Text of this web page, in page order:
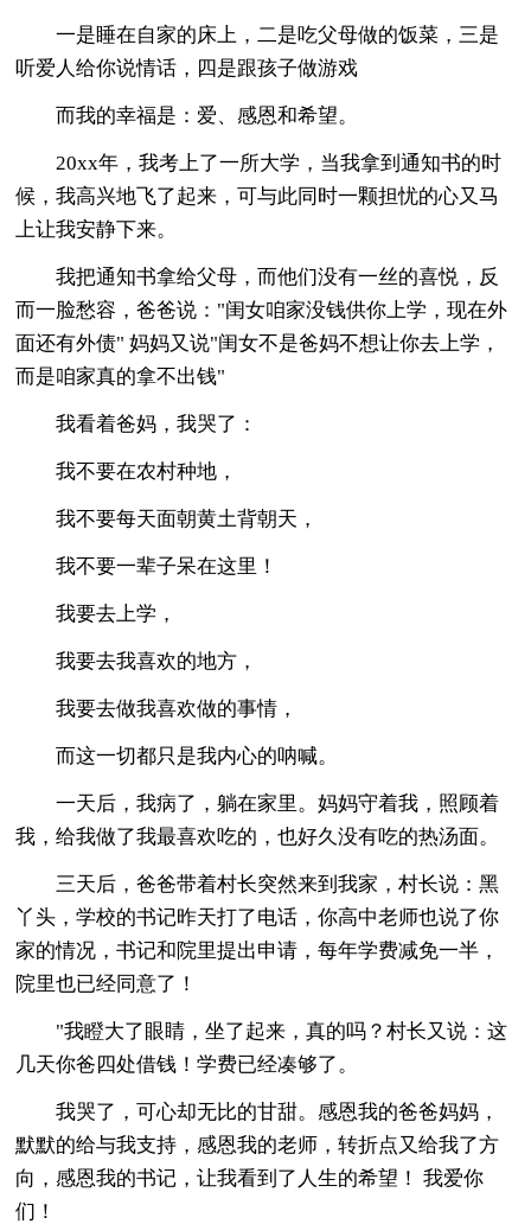
一是睡在自家的床上，二是吃父母做的饭菜，三是
听爱人给你说情话，四是跟孩子做游戏
而我的幸福是：爱、感恩和希望。
20xx年，我考上了一所大学，当我拿到通知书的时
候，我高兴地飞了起来，可与此同时一颗担忧的心又马
上让我安静下来。
我把通知书拿给父母，而他们没有一丝的喜悦，反
而一脸愁容，爸爸说："闺女咱家没钱供你上学，现在外
面还有外债" 妈妈又说"闺女不是爸妈不想让你去上学，
而是咱家真的拿不出钱"
我看着爸妈，我哭了：
我不要在农村种地，
我不要每天面朝黄土背朝天，
我不要一辈子呆在这里！
我要去上学，
我要去我喜欢的地方，
我要去做我喜欢做的事情，
而这一切都只是我内心的呐喊。
一天后，我病了，躺在家里。妈妈守着我，照顾着
我，给我做了我最喜欢吃的，也好久没有吃的热汤面。
三天后，爸爸带着村长突然来到我家，村长说：黑
丫头，学校的书记昨天打了电话，你高中老师也说了你
家的情况，书记和院里提出申请，每年学费减免一半，
院里也已经同意了！
"我瞪大了眼睛，坐了起来，真的吗？村长又说：这
几天你爸四处借钱！学费已经凑够了。
我哭了，可心却无比的甘甜。感恩我的爸爸妈妈，
默默的给与我支持，感恩我的老师，转折点又给我了方
向，感恩我的书记，让我看到了人生的希望！ 我爱你
们！